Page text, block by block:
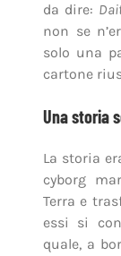
da dire:
non se
solo una
cartone
Una storia
La storia
cyborg
Terra e
essi si
quale, a